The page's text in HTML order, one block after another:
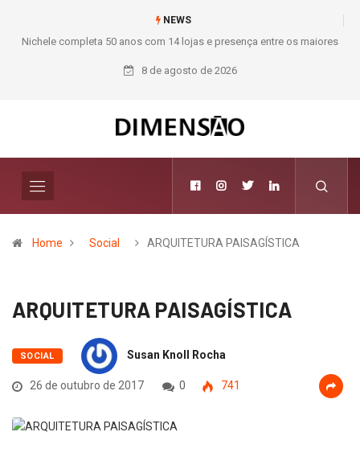
NEWS
Moda deixa de seguir tendências e passa a contar histórias; Forward
aposta na curadoria como novo luxo
8 de agosto de 2026
Home Social ARQUITETURA PAISAGÍSTICA
ARQUITETURA PAISAGÍSTICA
SOCIAL Susan Knoll Rocha
26 de outubro de 2017 0 741